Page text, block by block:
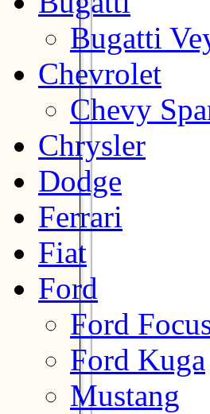
Bugatti
Chevrolet
Chevy
Chrysler
Dodge
Ferrari
Fiat
Ford
Ford
Ford Kuga
Mustang